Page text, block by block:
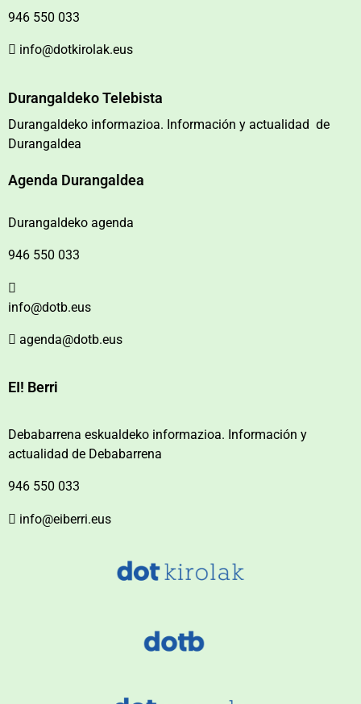
946 550 033
info@dotkirolak.eus
Durangaldeko Telebista
Durangaldeko informazioa. Información y actualidad de
Durangaldea
Agenda Durangaldea
Durangaldeko agenda
946 550 033
info@dotb.eus
agenda@dotb.eus
EI! Berri
Debabarrena eskualdeko informazioa. Información y
actualidad de Debabarrena
946 550 033
info@eiberri.eus